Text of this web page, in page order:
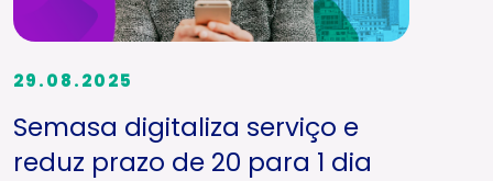
29.08.2025
Semasa digitaliza serviço e
reduz prazo de 20 para 1 dia